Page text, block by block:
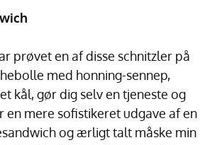
prøvet en af disse schnitzler på
med honning-sennep,
kål, gør dig selv en tjeneste og
en mere sofistikeret udgave af en
og ærligt talt måske min